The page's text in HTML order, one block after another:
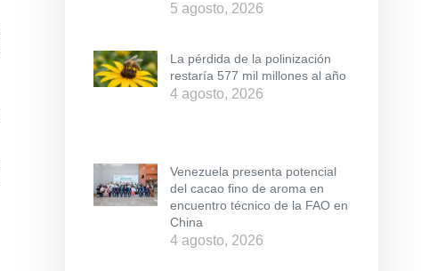
5 agosto, 2026
La pérdida de la polinización
restaría 577 mil millones al año
4 agosto, 2026
Venezuela presenta potencial
del cacao fino de aroma en
encuentro técnico de la FAO en
China
4 agosto, 2026